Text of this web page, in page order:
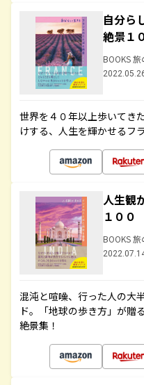
自分ら
絶景１
BOOKS
世界を４０年以上歩いてき
けする、人生を輝かせるフ
人生観
１００
BOOKS
混沌と喧噪、行った人の大
ド。「地球の歩き方」が贈
絶景集！